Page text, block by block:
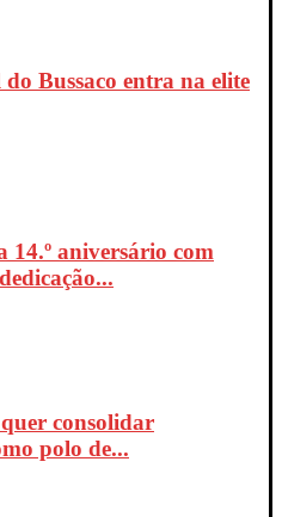
Bussaco entra na elite
14.º aniversário com
consolidar
polo de...